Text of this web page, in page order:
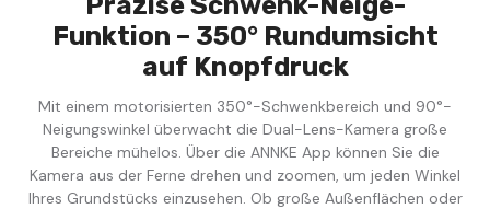
Funktion – 350° Rundumsicht
auf Knopfdruck
Mit einem motorisierten 350°-Schwenkbereich und 90°-
Neigungswinkel überwacht die Dual-Lens-Kamera große
Bereiche mühelos. Über die ANNKE App können Sie die
Kamera aus der Ferne drehen und zoomen, um jeden Winkel
Ihres Grundstücks einzusehen. Ob große Außenflächen oder